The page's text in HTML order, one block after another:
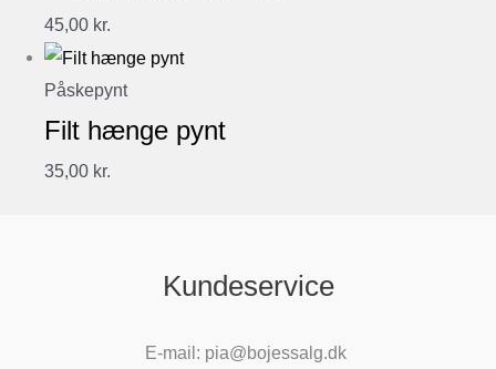
45,00 kr.
Påskepynt
Filt hænge pynt
35,00 kr.
Kundeservice
E-mail: pia@bojessalg.dk